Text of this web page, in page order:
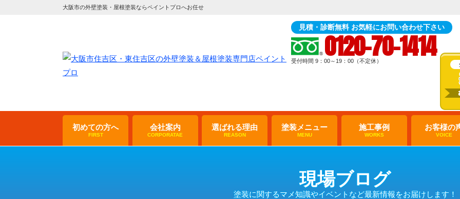
大阪市の外壁塗装・屋根塗装ならペイントプロへお任せ
見積・診断無料 お気軽にお問い合わせ下さい
0120-70-1414
受付時間 9：00～19：00（不定休）
初めての方へ
FIRST
会社案内
CORPORATAE
選ばれる理由
REASON
塗装メニュー
MENU
施工事例
WORKS
お客様の
VOICE
現場ブログ
塗装に関するマメ知識やイベントなど最新情報をお届けします！